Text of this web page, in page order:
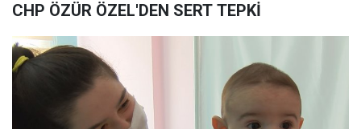
CHP ÖZÜR ÖZEL'DEN SERT TEPKİ